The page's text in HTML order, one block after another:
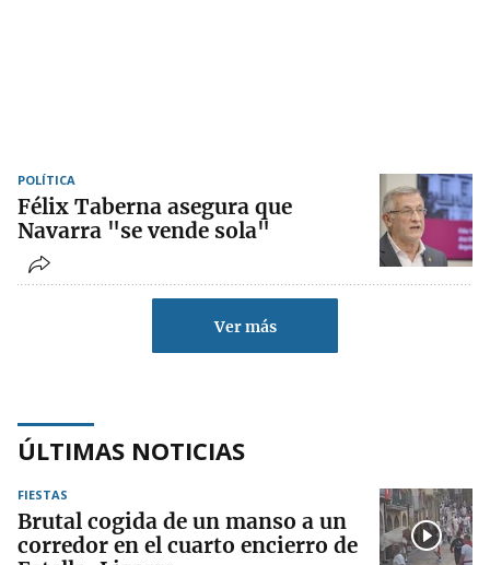
POLÍTICA
Félix Taberna asegura que
Navarra "se vende sola"
Ver más
ÚLTIMAS NOTICIAS
FIESTAS
Brutal cogida de un manso a un
corredor en el cuarto encierro de